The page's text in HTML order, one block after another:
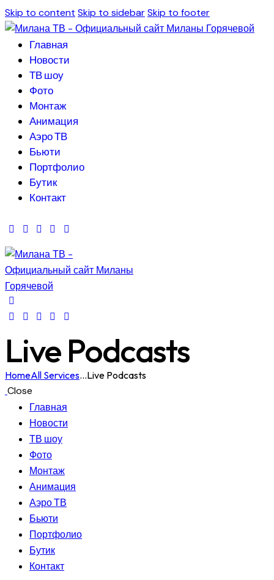
Skip to content Skip to sidebarSkip to footer
Главная
Новости
ТВ шоу
Фото
Монтаж
Анимация
Аэро ТВ
Бьюти
Портфолио
Бутик
Контакт
Live Podcasts
HomeAll Services...Live Podcasts
Close
Главная
Новости
ТВ шоу
Фото
Монтаж
Анимация
Аэро ТВ
Бьюти
Портфолио
Бутик
Контакт